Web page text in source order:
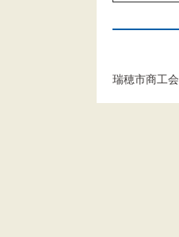
瑞穂市商工会